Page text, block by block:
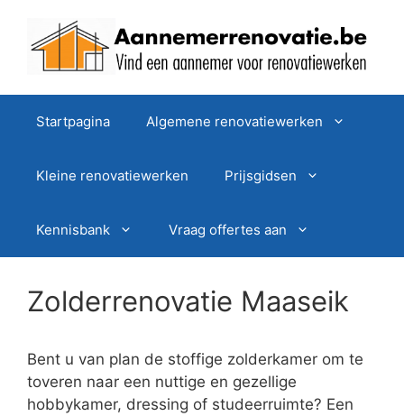
Startpagina Algemene renovatiewerken
Kleine renovatiewerken Prijsgidsen
Kennisbank Vraag offertes aan
Zolderrenovatie Maaseik
Bent u van plan de stoffige zolderkamer om te
toveren naar een nuttige en gezellige
hobbykamer, dressing of studeerruimte? Een